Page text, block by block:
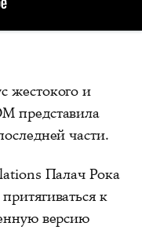
жестокого и
представила
части.
Палач Рока
к
версию